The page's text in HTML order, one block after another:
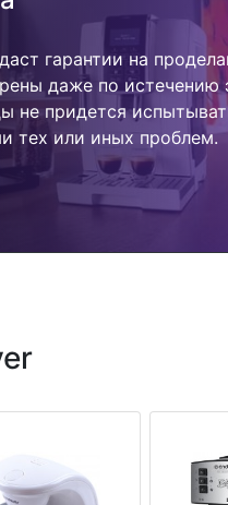
гарантии на
даже по истечению
не придется
тех или иных проблем.